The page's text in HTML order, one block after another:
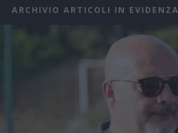
ARCHIVIO ARTICOLI IN EVIDENZA